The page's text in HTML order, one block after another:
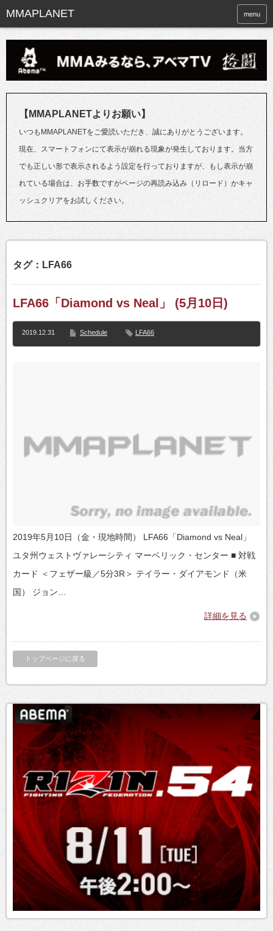
menu
【MMAPLANETよりお願い】
いつもMMAPLANETをご愛読いただき、誠にありがとうございます。
現在、スマートフォンにて表示が崩れる現象が発生しております。当方
でも正しい形で表示されるよう設定を行っておりますが、もし表示が崩
れている場合は、お手数ですがページの再読み込み（リロード）かキャ
ッシュクリアをお試しください。
タグ：LFA66
LFA66「Diamond vs Neal」 (5月10日)
2019.12.31 Schedule LFA66
2019年5月10日（金・現地時間） LFA66「Diamond vs Neal」
ユタ州ウェストヴァレーシティ マーベリック・センター ■ 対戦
カード ＜フェザー級／5分3R＞ テイラー・ダイアモンド（米
国） ジョン…
詳細を見る
トップページに戻る